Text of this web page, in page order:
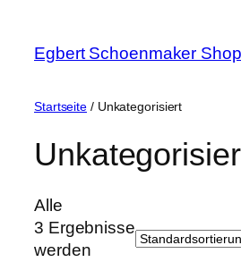
springen
Egbert Schoenmaker Shop
Startseite / Unkategorisiert
Alle
3 Ergebnisse
werden